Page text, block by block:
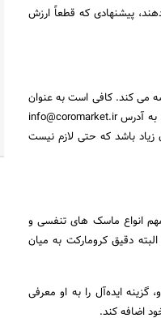
پیشنهادی که قطعاً ارزش
می کند. کافی است به عنوان
مثال یک بسته ماسک سه لایه نانو خریداری کنید؛ با شماره ۰۹۹۱۷۱۵۰۹۱۱ تماس بگیرید و یا به آدرس info@coromarket.ir
باشد که حتی لازم نیست
انواع ماسک های تنفسی و
دقیق کرومارکت به میان
گزینه ایده‌آل را به او معرفی
اضافه کند.